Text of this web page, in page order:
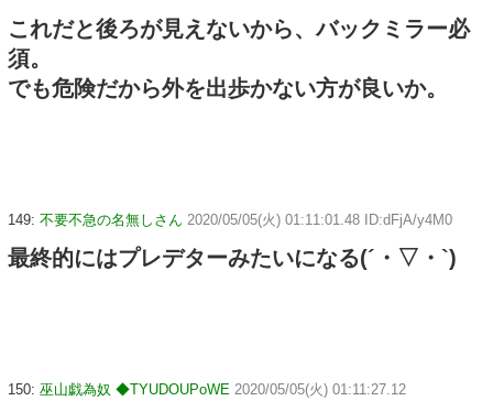
これだと後ろが見えないから、バックミラー必
須。
でも危険だから外を出歩かない方が良いか。
149: 不要不急の名無しさん 2020/05/05(火) 01:11:01.48 ID:dFjA/y4M0
最終的にはプレデターみたいになる(´・▽・`)
150: 巫山戯為奴 ◆TYUDOUPoWE 2020/05/05(火) 01:11:27.12